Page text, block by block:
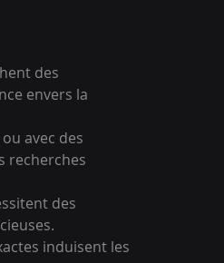
des
envers la
avec des
recherches
des
induisent les